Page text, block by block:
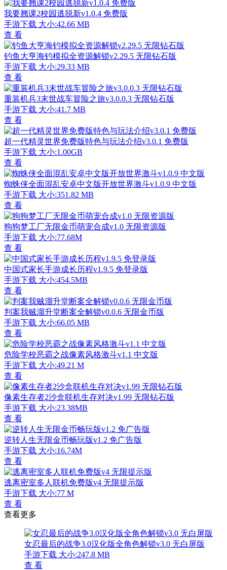
我要翘课2校园逃脱新v1.0.4 免费版
手游下载 大小:42.66 MB
查 看
钓鱼大亨海钓模拟全资源解锁v2.29.5 无限钻石版
手游下载 大小:29.33 MB
查 看
重装机兵3末世战车冒险之旅v3.0.0.3 无限钻石版
手游下载 大小:41.7 MB
查 看
超一代精灵世界免费版特色与玩法介绍v3.0.1 免费版
手游下载 大小:1.00GB
查 看
蜘蛛侠全面混乱安卓中文版开放世界激斗v1.0.9 中文版
手游下载 大小:351.82 MB
查 看
狗狗梦工厂无限金币萌宠合成v1.0 无限资源版
手游下载 大小:77.68M
查 看
中国式家长手游成长历程v1.9.5 免登录版
手游下载 大小:454.5MB
查 看
判案我贼溜升堂断案全解锁v0.0.6 无限金币版
手游下载 大小:66.05 MB
查 看
危险学校恶霸之战像素风格激斗v1.1 中文版
手游下载 大小:49.21 M
查 看
像素生存者2沙盒联机生存对决v1.99 无限钻石版
手游下载 大小:23.38MB
查 看
逆转人生无限金币畅玩版v1.2 免广告版
手游下载 大小:16.74M
查 看
逃离密室多人联机免费版v4 无限提示版
手游下载 大小:77 M
查 看
查看更多
女忍最后的战争3.0汉化版全角色解锁v3.0 无白屏版
手游下载 大小:247.8 MB
查 看